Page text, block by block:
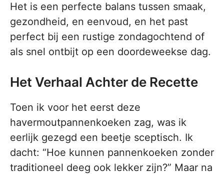
Het is een perfecte balans tussen smaak,
gezondheid, en eenvoud, en het past
perfect bij een rustige zondagochtend of
als snel ontbijt op een doordeweekse dag.
Het Verhaal Achter de Recette
Toen ik voor het eerst deze
havermoutpannenkoeken zag, was ik
eerlijk gezegd een beetje sceptisch. Ik
dacht: “Hoe kunnen pannenkoeken zonder
traditioneel deeg ook lekker zijn?” Maar na